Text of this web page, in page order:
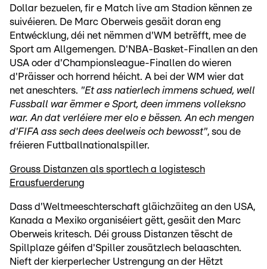
Dollar bezuelen, fir e Match live am Stadion kënnen ze
suivéieren. De Marc Oberweis gesäit doran eng
Entwécklung, déi net nëmmen d'WM betrëfft, mee de
Sport am Allgemengen. D'NBA-Basket-Finallen an den
USA oder d'Championsleague-Finallen do wieren
d'Präisser och horrend héicht. A bei der WM wier dat
net aneschters. "Et ass natierlech immens schued, well
Fussball war ëmmer e Sport, deen immens volleksno
war. An dat verléiere mer elo e bëssen. An ech mengen
d'FIFA ass sech dees deelweis och bewosst", sou de
fréieren Futtballnationalspiller.
Grouss Distanzen als sportlech a logistesch
Erausfuerderung
Dass d'Weltmeeschterschaft gläichzäiteg an den USA,
Kanada a Mexiko organiséiert gëtt, gesäit den Marc
Oberweis kritesch. Déi grouss Distanzen tëscht de
Spillplaze géifen d'Spiller zousätzlech belaaschten.
Nieft der kierperlecher Ustrengung an der Hëtzt